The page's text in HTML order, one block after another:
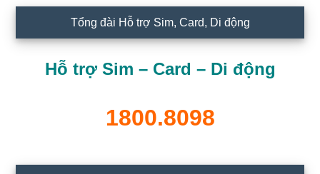
Tổng đài Hỗ trợ Sim, Card, Di động
Hỗ trợ Sim – Card – Di động
1800.8098